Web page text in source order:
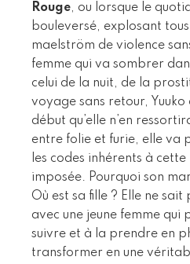
Rouge, ou lorsque le
bouleversé, explosant
maelström de violence
femme qui va sombrer
celui de la nuit, de la
voyage sans retour,
début qu’elle n’en
entre folie et furie, elle va
les codes inhérents à
imposée. Pourquoi son
Où est sa fille ? Elle ne
avec une jeune femme qui
suivre et à la prendre en
transformer en une